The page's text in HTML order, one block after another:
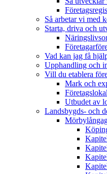
Så arbetar vi med
Starta, driva och
Vad kan jag få
Upphandling och
Vill du etablera
Mark och
Utbudet av
Landsbygds- och